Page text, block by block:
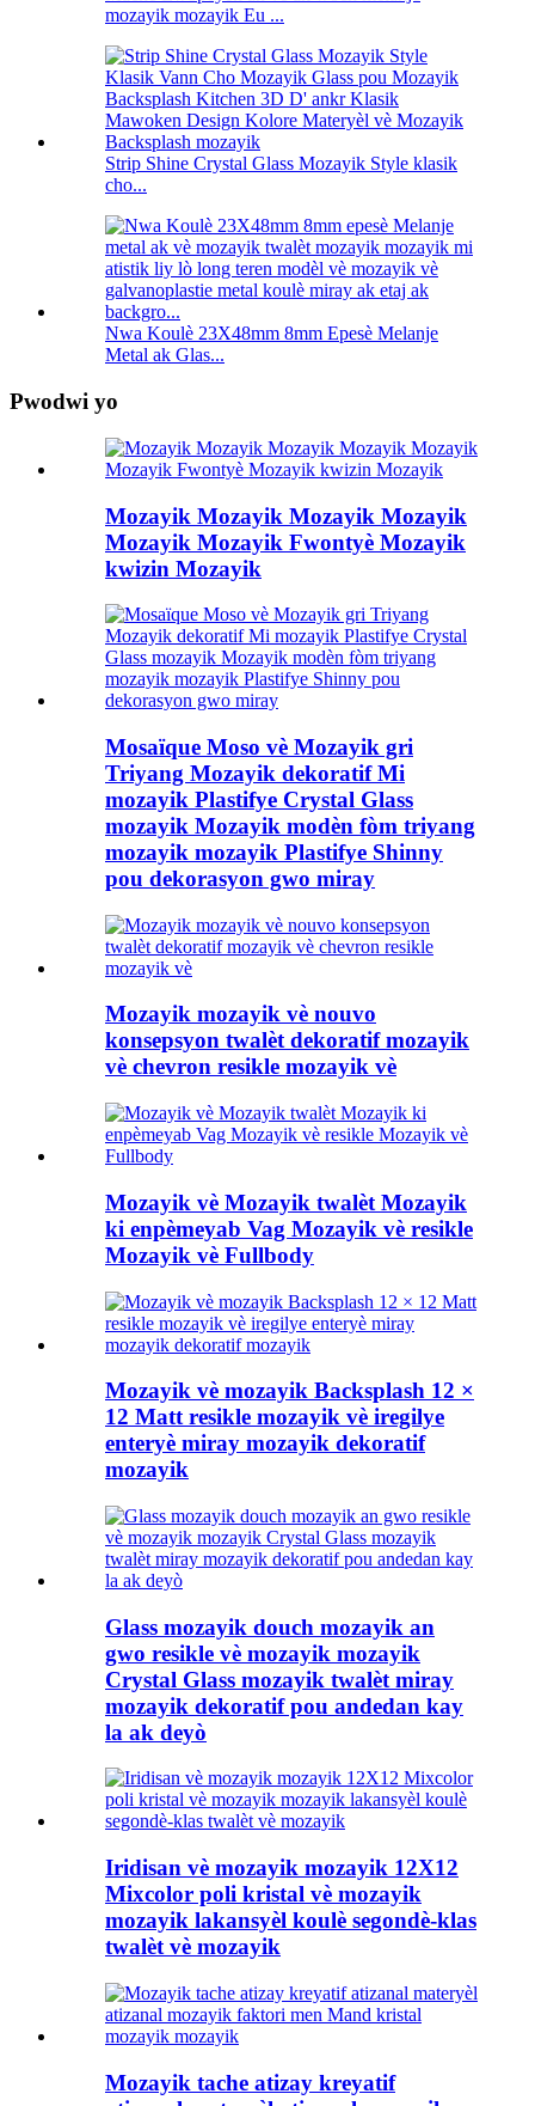
mozayik mozayik Eu ...
Strip Shine Crystal Glass Mozayik Style klasik
cho...
Nwa Koulè 23X48mm 8mm Epesè Melanje
Metal ak Glas...
Pwodwi yo
Mozayik Mozayik Mozayik Mozayik
Mozayik Mozayik Fwontyè Mozayik
kwizin Mozayik
Mosaïque Moso vè Mozayik gri
Triyang Mozayik dekoratif Mi
mozayik Plastifye Crystal Glass
mozayik Mozayik modèn fòm triyang
mozayik mozayik Plastifye Shinny
pou dekorasyon gwo miray
Mozayik mozayik vè nouvo
konsepsyon twalèt dekoratif mozayik
vè chevron resikle mozayik vè
Mozayik vè Mozayik twalèt Mozayik
ki enpèmeyab Vag Mozayik vè resikle
Mozayik vè Fullbody
Mozayik vè mozayik Backsplash 12 ×
12 Matt resikle mozayik vè iregilye
enteryè miray mozayik dekoratif
mozayik
Glass mozayik douch mozayik an
gwo resikle vè mozayik mozayik
Crystal Glass mozayik twalèt miray
mozayik dekoratif pou andedan kay
la ak deyò
Iridisan vè mozayik mozayik 12X12
Mixcolor poli kristal vè mozayik
mozayik lakansyèl koulè segondè-klas
twalèt vè mozayik
Mozayik tache atizay kreyatif